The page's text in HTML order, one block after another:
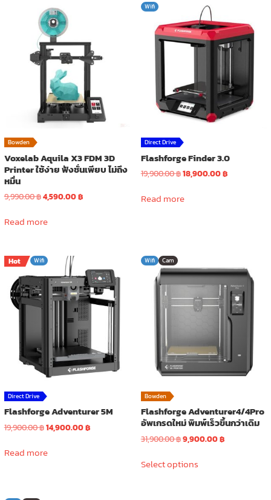
Bowden
Voxelab Aquila X3 FDM 3D
Printer ใช้ง่าย ฟังชั่นเพียบ ไม่ถึง
หมื่น
9,990.00฿Original
was:
4,590.00฿Current
Read more
Wifi
Direct Drive
Flashforge Finder 3.0
19,900.00฿Original
was:
18,900.00฿Current
Read more
Hot Wifi
Direct Drive
Flashforge Adventurer 5M
19,900.00฿Original
was:
14,900.00฿Current
Read more
Wifi Cam
Bowden
Flashforge Adventurer4/4Pro
อัพเกรดใหม่ พิมพ์เร็วขึ้นกว่าเดิม
31,900.00฿Original
was:
9,900.00฿Current
Select optionsproduct